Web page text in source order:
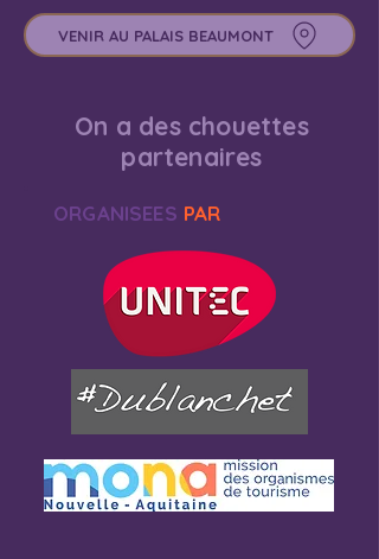
VENIR AU PALAIS BEAUMONT
On a des chouettes
partenaires
ORGANISEES PAR